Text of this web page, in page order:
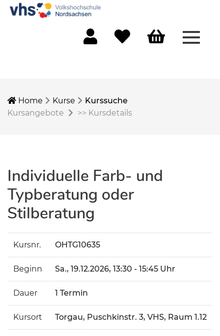
Home Kurse
Kurssuche
Kursangebote
>> Kursdetails
Individuelle Farb- und
Typberatung oder
Stilberatung
Kursnr. OHTG10635
Beginn Sa., 19.12.2026, 13:30 - 15:45 Uhr
Dauer 1 Termin
Kursort Torgau, Puschkinstr. 3, VHS, Raum 1.12